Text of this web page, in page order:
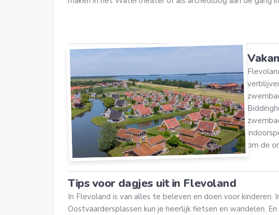
om de
Tips voor dagjes uit in Flevoland
In Flevoland is van alles te beleven en doen voor kinderen.
Oostvaardersplassen kun je heerlijk fietsen en wandelen.